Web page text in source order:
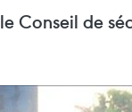
Conseil de